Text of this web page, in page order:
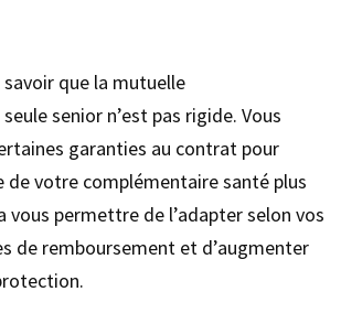
que la mutuelle
senior n’est pas rigide. Vous
garanties au contrat pour
de votre complémentaire santé plus
vous permettre de l’adapter selon vos
de remboursement et d’augmenter